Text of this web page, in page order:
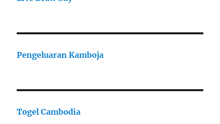
Pengeluaran Kamboja
Togel Cambodia